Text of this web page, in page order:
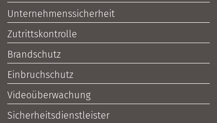
Unternehmenssicherheit
Zutrittskontrolle
Brandschutz
Einbruchschutz
Videoüberwachung
Sicherheitsdienstleister